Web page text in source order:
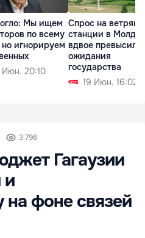
Мы ищем
по всему
игнорируем
Июн. 20:10
Спрос на
станции в
вдвое превысил
ожидания
государства
19 Июн. 16:02
3 796
Гагаузии
и
фоне связей